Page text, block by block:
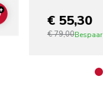
ADD TO CART€ 55,30
€ 79,00Bespaar